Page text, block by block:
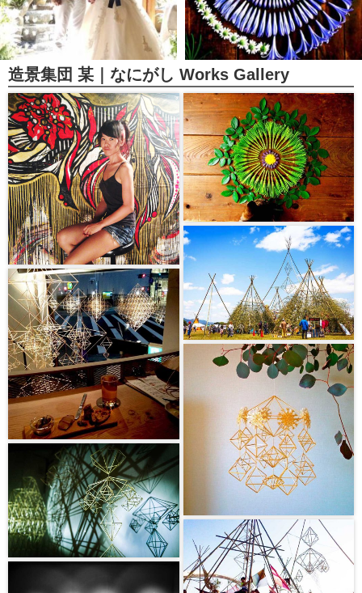
造景集団 某｜なにがし Works Gallery